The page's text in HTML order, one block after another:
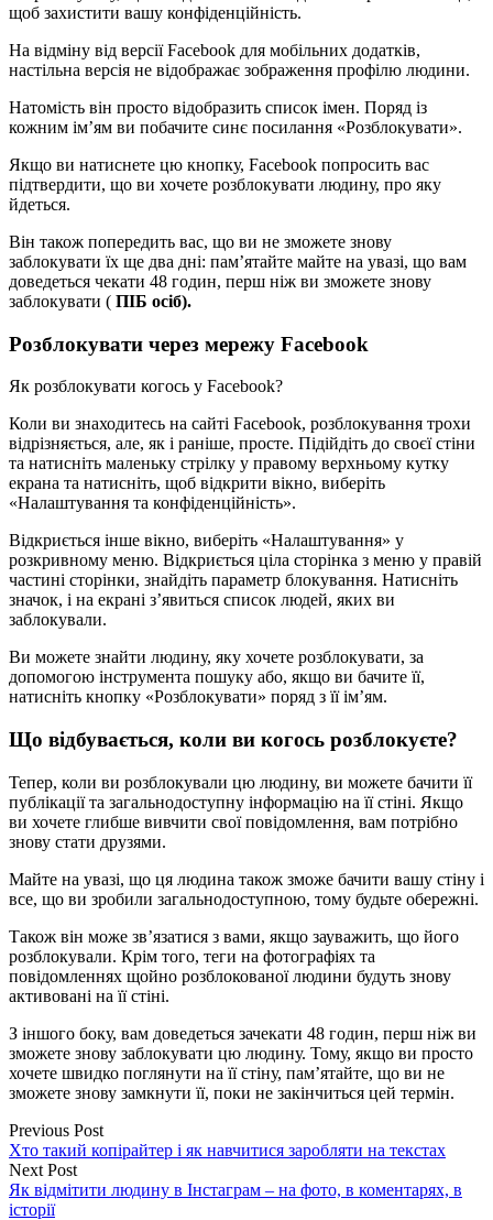
щоб захистити вашу конфіденційність.
На відміну від версії Facebook для мобільних додатків,
настільна версія не відображає зображення профілю людини.
Натомість він просто відобразить список імен. Поряд із
кожним ім’ям ви побачите синє посилання «Розблокувати».
Якщо ви натиснете цю кнопку, Facebook попросить вас
підтвердити, що ви хочете розблокувати людину, про яку
йдеться.
Він також попередить вас, що ви не зможете знову
заблокувати їх ще два дні: пам’ятайте майте на увазі, що вам
доведеться чекати 48 годин, перш ніж ви зможете знову
заблокувати ( ПІБ осіб).
Розблокувати через мережу Facebook
Як розблокувати когось у Facebook?
Коли ви знаходитесь на сайті Facebook, розблокування трохи
відрізняється, але, як і раніше, просте. Підійдіть до своєї стіни
та натисніть маленьку стрілку у правому верхньому кутку
екрана та натисніть, щоб відкрити вікно, виберіть
«Налаштування та конфіденційність».
Відкриється інше вікно, виберіть «Налаштування» у
розкривному меню. Відкриється ціла сторінка з меню у правій
частині сторінки, знайдіть параметр блокування. Натисніть
значок, і на екрані з’явиться список людей, яких ви
заблокували.
Ви можете знайти людину, яку хочете розблокувати, за
допомогою інструмента пошуку або, якщо ви бачите її,
натисніть кнопку «Розблокувати» поряд з її ім’ям.
Що відбувається, коли ви когось розблокуєте?
Тепер, коли ви розблокували цю людину, ви можете бачити її
публікації та загальнодоступну інформацію на її стіні. Якщо
ви хочете глибше вивчити свої повідомлення, вам потрібно
знову стати друзями.
Майте на увазі, що ця людина також зможе бачити вашу стіну і
все, що ви зробили загальнодоступною, тому будьте обережні.
Також він може зв’язатися з вами, якщо зауважить, що його
розблокували. Крім того, теги на фотографіях та
повідомленнях щойно розблокованої людини будуть знову
активовані на її стіні.
З іншого боку, вам доведеться зачекати 48 годин, перш ніж ви
зможете знову заблокувати цю людину. Тому, якщо ви просто
хочете швидко поглянути на її стіну, пам’ятайте, що ви не
зможете знову замкнути її, поки не закінчиться цей термін.
Previous Post
Хто такий копірайтер і як навчитися заробляти на текстах
Next Post
Як відмітити людину в Інстаграм – на фото, в коментарях, в
історії